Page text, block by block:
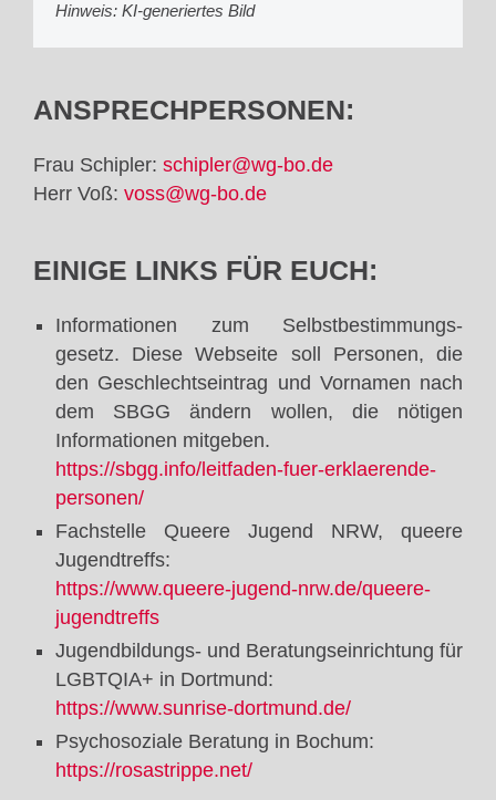
Hinweis: KI-generiertes Bild
ANSPRECHPERSONEN:
Frau Schipler: schipler@wg-bo.de
Herr Voß: voss@wg-bo.de
EINIGE LINKS FÜR EUCH:
Informationen zum Selbstbestimmungs­
gesetz. Diese Webseite soll Personen, die
den Geschlechtseintrag und Vornamen nach
dem SBGG ändern wollen, die nötigen
Informationen mitgeben.
https://sbgg.info/leitfaden-fuer-erklaerende-
personen/
Fachstelle Queere Jugend NRW, queere
Jugendtreffs:
https://www.queere-jugend-nrw.de/queere-
jugendtreffs
Jugendbildungs- und Beratungseinrichtung für
LGBTQIA+ in Dortmund:
https://www.sunrise-dortmund.de/
Psychosoziale Beratung in Bochum:
https://rosastrippe.net/